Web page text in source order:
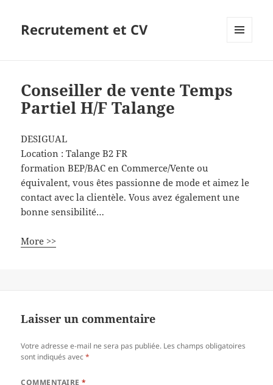
Recrutement et CV
Conseiller de vente Temps
Partiel H/F Talange
DESIGUAL
Location :Talange B2 FR
formation BEP/BAC en Commerce/Vente ou
équivalent, vous êtes passionne de mode et aimez le
contact avec la clientèle. Vous avez également une
bonne sensibilité…
More >>
Laisser un commentaire
Votre adresse e-mail ne sera pas publiée. Les champs obligatoires
sont indiqués avec*
COMMENTAIRE*